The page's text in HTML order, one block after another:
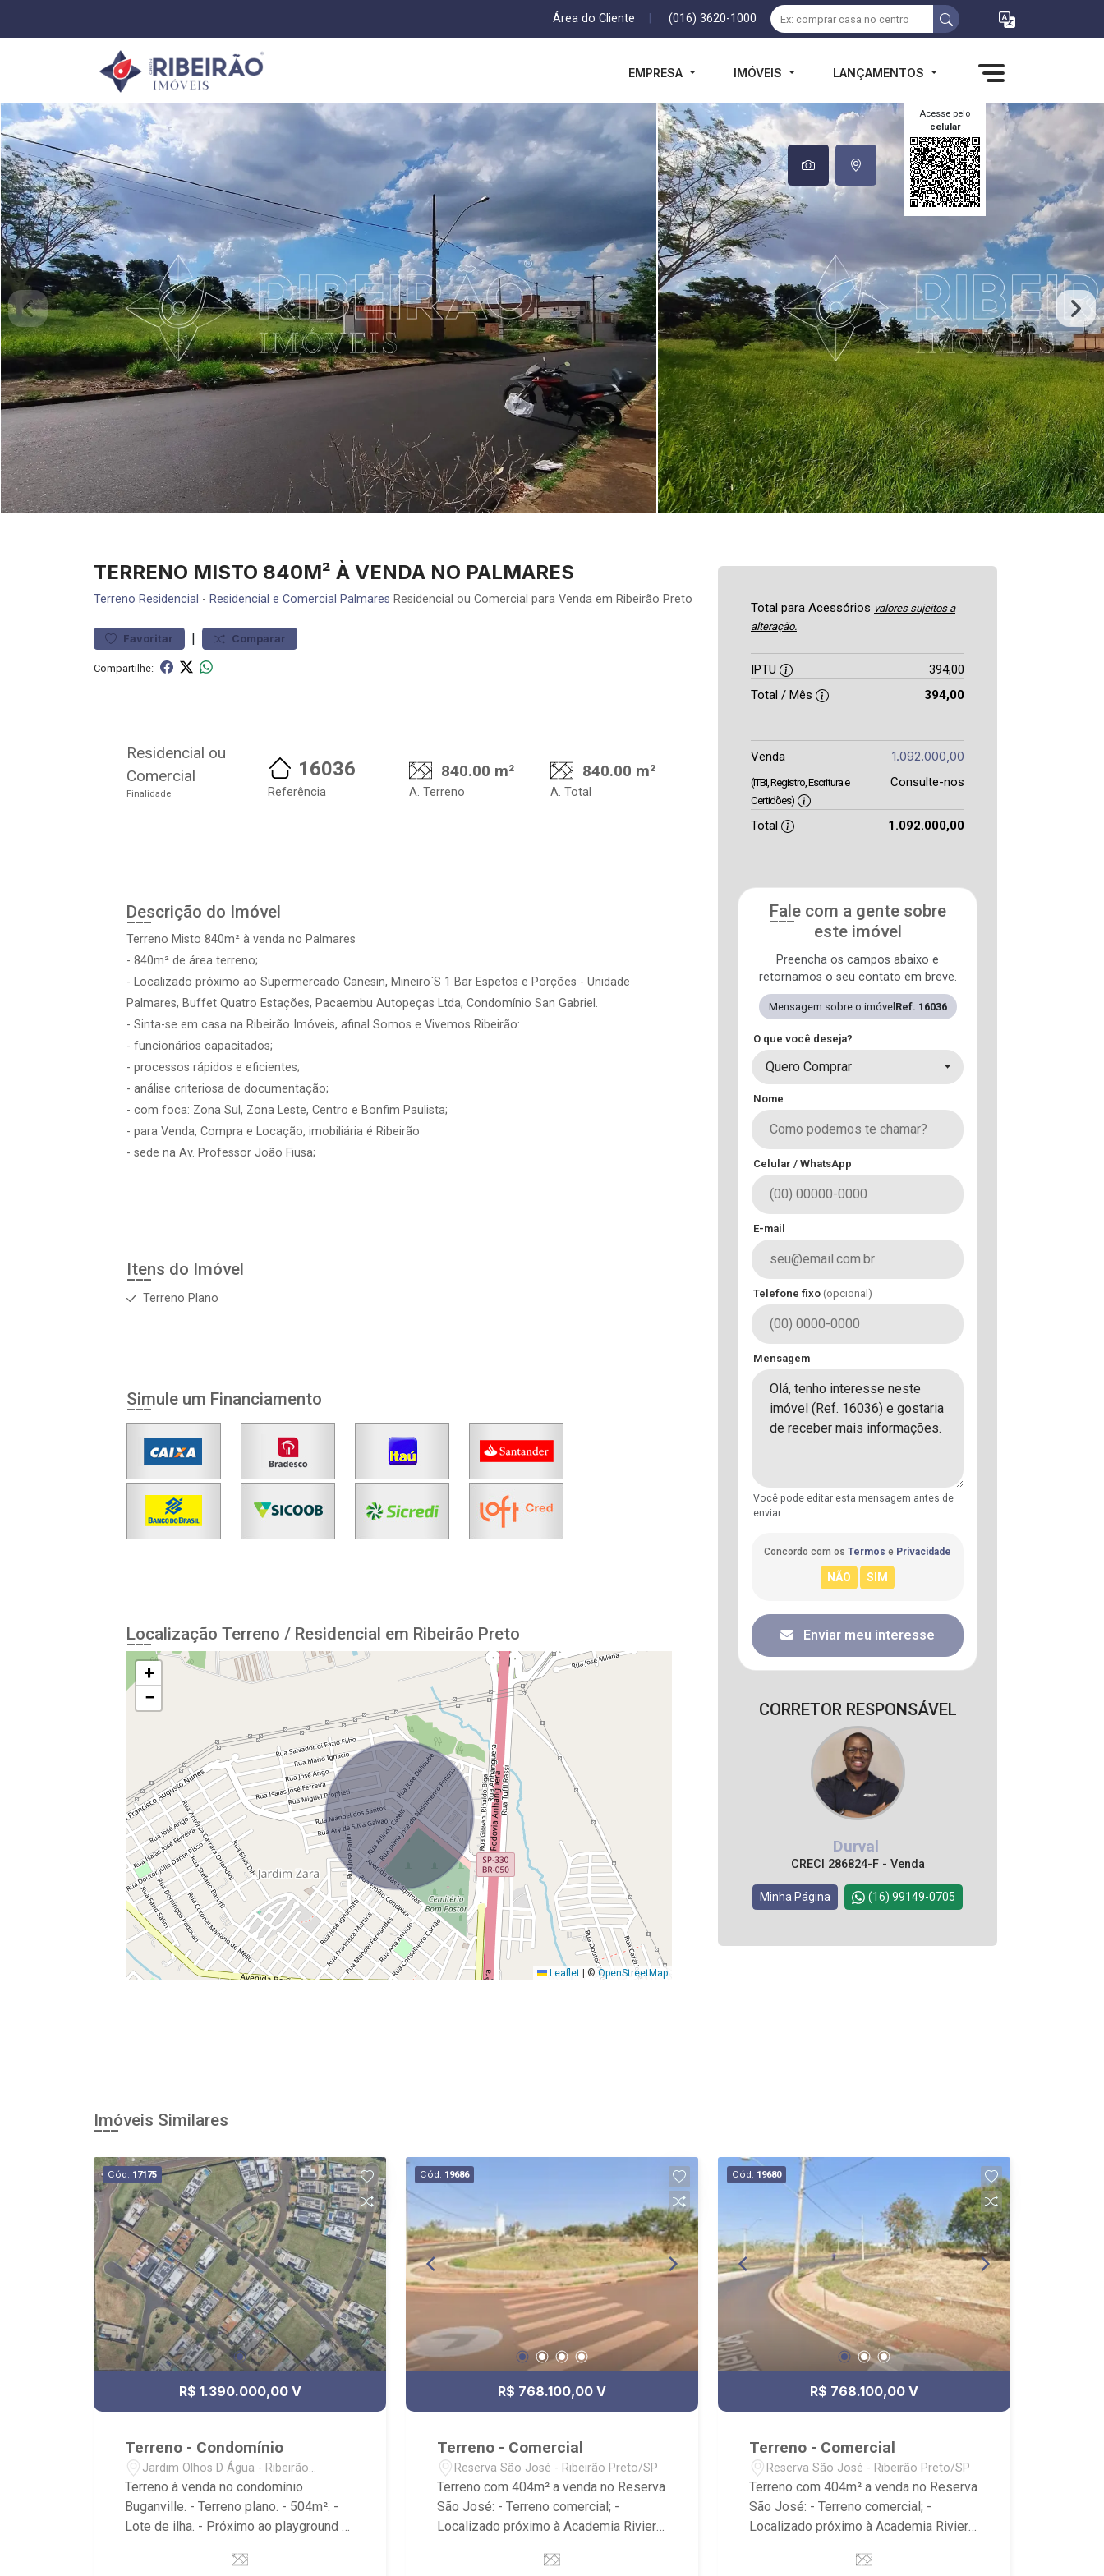
Área do Cliente (016) 3620-1000
EMPRESA IMÓVEIS LANÇAMENTOS
Acesse pelo
celular
TERRENO MISTO 840M² À VENDA NO PALMARES
Terreno Residencial - Residencial e Comercial Palmares Residencial ou Comercial para Venda em Ribeirão Preto
Favoritar | Comparar
Compartilhe:
Residencial ou
Comercial
Finalidade
16036
Referência
840.00 m²
A. Terreno
840.00 m²
A. Total
Descrição do Imóvel
Terreno Misto 840m² à venda no Palmares
- 840m² de área terreno;
- Localizado próximo ao Supermercado Canesin, Mineiro`S 1 Bar Espetos e Porções - Unidade
Palmares, Buffet Quatro Estações, Pacaembu Autopeças Ltda, Condomínio San Gabriel.
- Sinta-se em casa na Ribeirão Imóveis, afinal Somos e Vivemos Ribeirão:
- funcionários capacitados;
- processos rápidos e eficientes;
- análise criteriosa de documentação;
- com foca: Zona Sul, Zona Leste, Centro e Bonfim Paulista;
- para Venda, Compra e Locação, imobiliária é Ribeirão
- sede na Av. Professor João Fiusa;
Itens do Imóvel
Terreno Plano
Simule um Financiamento
Localização Terreno / Residencial em Ribeirão Preto
+
−
Leaflet © OpenStreetMap
Total para Acessórios valores sujeitos a
alteração.
IPTU
394,00
Total / Mês
394,00
Venda 1.092.000,00
(ITBI, Registro, Escritura e
Certidões)
Consulte-nos
Total 1.092.000,00
Fale com a gente sobre
este imóvel
Preencha os campos abaixo e
retornamos o seu contato em breve.
Mensagem sobre o imóvel Ref. 16036
O que você deseja?
Quero Comprar
Nome
Celular / WhatsApp
E-mail
Telefone fixo (opcional)
Mensagem
Você pode editar esta mensagem antes de
enviar.
Concordo com os Termos e Privacidade
Enviar meu interesse
CORRETOR RESPONSÁVEL
Durval
CRECI 286824-F - Venda
Minha Página (16) 99149-0705
Imóveis Similares
Cód. 17175
R$ 1.390.000,00 V
Terreno - Condomínio
Jardim Olhos D Água - Ribeirão
Preto/SP
Terreno à venda no condomínio
Buganville. - Terreno plano. - 504m². -
Lote de ilha. - Próximo ao playground e
acesso para deficientes, playground,
Cód. 19686
R$ 768.100,00 V
Terreno - Comercial
Reserva São José - Ribeirão Preto/SP
Terreno com 404m² a venda no Reserva
São José: - Terreno comercial; -
Localizado próximo à Academia Riviera
Imóveis, referência em venda, compra e
Cód. 19680
R$ 768.100,00 V
Terreno - Comercial
Reserva São José - Ribeirão Preto/SP
Terreno com 404m² a venda no Reserva
São José: - Terreno comercial; -
Localizado próximo à Academia Riviera
Imóveis, referência em venda, compra e